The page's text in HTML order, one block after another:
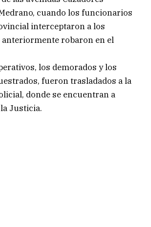
cuando los funcionarios
interceptaron a los
robaron en el
los demorados y los
fueron trasladados a la
donde se encuentran a
Justicia.